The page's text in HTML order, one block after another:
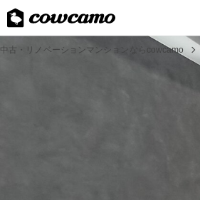
中古・リノベーションマンションならcowcamo